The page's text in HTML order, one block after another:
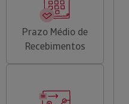
Prazo Médio de
Recebimentos